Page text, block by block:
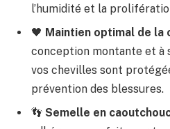
l’humidité et la
🖤 Maintien optimal de la
conception montante et à
vos chevilles sont
prévention des blessures.
👣 Semelle en